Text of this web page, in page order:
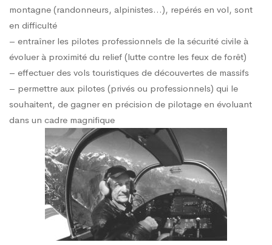
montagne (randonneurs, alpinistes…), repérés en vol, sont
en difficulté
– entraîner les pilotes professionnels de la sécurité civile à
évoluer à proximité du relief (lutte contre les feux de forêt)
– effectuer des vols touristiques de découvertes de massifs
– permettre aux pilotes (privés ou professionnels) qui le
souhaitent, de gagner en précision de pilotage en évoluant
dans un cadre magnifique